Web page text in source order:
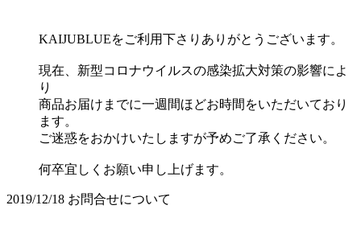
KAIJUBLUEをご利用下さりありがとうございます。
現在、新型コロナウイルスの感染拡大対策の影響によ
り
商品お届けまでに一週間ほどお時間をいただいており
ます。
ご迷惑をおかけいたしますが予めご了承ください。
何卒宜しくお願い申し上げます。
2019/12/18 お問合せについて